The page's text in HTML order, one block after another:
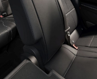
reserved.